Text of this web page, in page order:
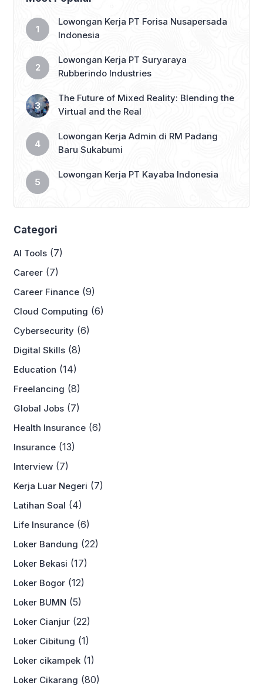
Lowongan Kerja PT Forisa Nusapersada
Indonesia
Lowongan Kerja PT Suryaraya
Rubberindo Industries
The Future of Mixed Reality: Blending the
Virtual and the Real
Lowongan Kerja Admin di RM Padang
Baru Sukabumi
Lowongan Kerja PT Kayaba Indonesia
Categori
AI Tools (7)
Career (7)
Career Finance (9)
Cloud Computing (6)
Cybersecurity (6)
Digital Skills (8)
Education (14)
Freelancing (8)
Global Jobs (7)
Health Insurance (6)
Insurance (13)
Interview (7)
Kerja Luar Negeri (7)
Latihan Soal (4)
Life Insurance (6)
Loker Bandung (22)
Loker Bekasi (17)
Loker Bogor (12)
Loker BUMN (5)
Loker Cianjur (22)
Loker Cibitung (1)
Loker cikampek (1)
Loker Cikarang (80)